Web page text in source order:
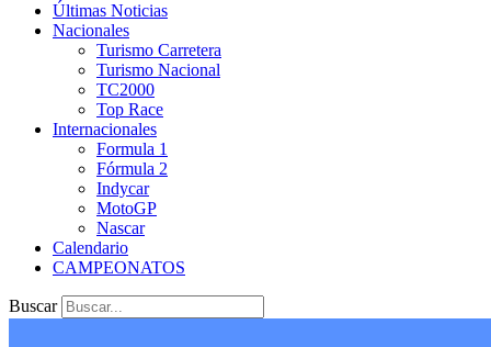
Últimas Noticias
Nacionales
Turismo Carretera
Turismo Nacional
TC2000
Top Race
Internacionales
Formula 1
Fórmula 2
Indycar
MotoGP
Nascar
Calendario
CAMPEONATOS
Buscar